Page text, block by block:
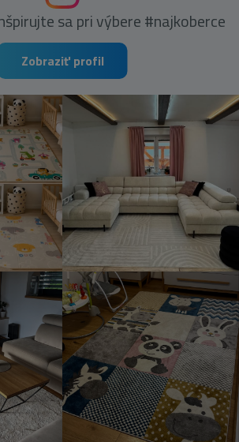
sa pri výbere #najkoberce
Zobraziť profil